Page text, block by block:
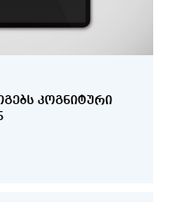
ᲙᲝᲒᲜᲘᲢᲣᲠᲘ